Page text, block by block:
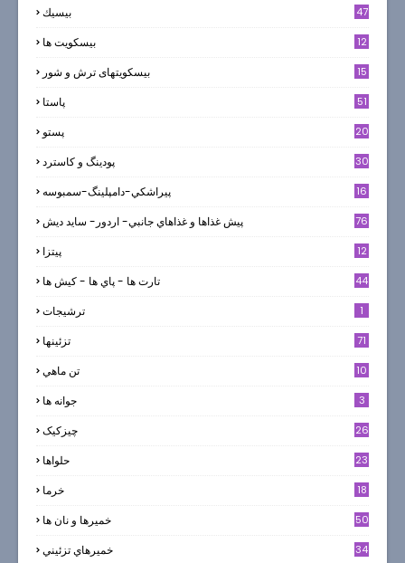
بيسيك 47
بیسکویت ها
12
بیسکویتهای ترش و شور 15
پاستا 51
پستو 20
پودینگ و کاسترد 30
پيراشكي-دامپلينگ-سمبوسه 16
پيش غذاها و غذاهاي جانبي- اردور- سايد ديش 76
پیتزا 12
تارت ها - پاي ها - كيش ها 44
ترشيجات 1
تزئینها 71
تن ماهي 10
جوانه ها 3
چیزکیک 26
حلواها 23
خرما 18
خميرها و نان ها 50
خميرهاي تزئيني 34